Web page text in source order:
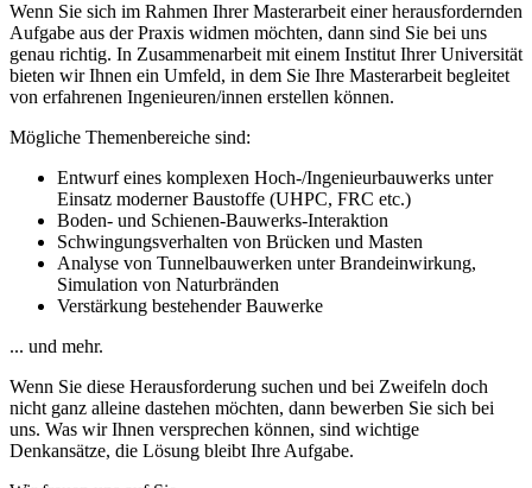
Wenn Sie sich im Rahmen Ihrer Masterarbeit einer herausfordernden
Aufgabe aus der Praxis widmen möchten, dann sind Sie bei uns
genau richtig. In Zusammenarbeit mit einem Institut Ihrer Universität
bieten wir Ihnen ein Umfeld, in dem Sie Ihre Masterarbeit begleitet
von erfahrenen Ingenieuren/innen erstellen können.
Mögliche Themenbereiche sind:
Entwurf eines komplexen Hoch-/Ingenieurbauwerks unter
Einsatz moderner Baustoffe (UHPC, FRC etc.)
Boden- und Schienen-Bauwerks-Interaktion
Schwingungsverhalten von Brücken und Masten
Analyse von Tunnelbauwerken unter Brandeinwirkung,
Simulation von Naturbränden
Verstärkung bestehender Bauwerke
... und mehr.
Wenn Sie diese Herausforderung suchen und bei Zweifeln doch
nicht ganz alleine dastehen möchten, dann bewerben Sie sich bei
uns. Was wir Ihnen versprechen können, sind wichtige
Denkansätze, die Lösung bleibt Ihre Aufgabe.